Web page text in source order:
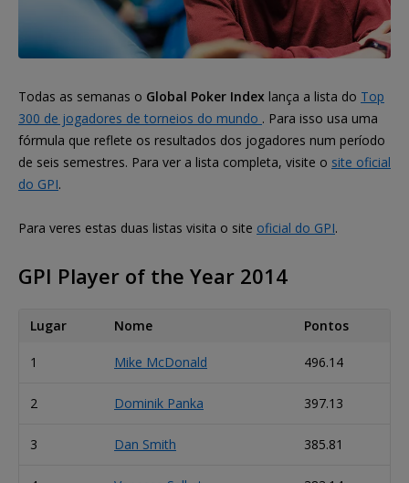
Todas as semanas o Global Poker Index lança a lista do Top
300 de jogadores de torneios do mundo . Para isso usa uma
fórmula que reflete os resultados dos jogadores num período
de seis semestres. Para ver a lista completa, visite o site oficial
do GPI.
Para veres estas duas listas visita o site oficial do GPI.
GPI Player of the Year 2014
Lugar Nome Pontos
1 Mike McDonald 496.14
2 Dominik Panka 397.13
3 Dan Smith 385.81